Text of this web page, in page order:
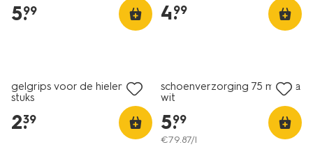
5.
99 4.
99
gelgrips voor de hielen - 2
stuks
2.
39
schoenverzorging 75 ml ultra
wit
5.
99
€79.87/l